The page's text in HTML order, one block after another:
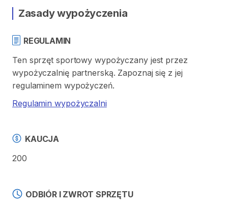
Zasady wypożyczenia
REGULAMIN
Ten sprzęt sportowy wypożyczany jest przez
wypożyczalnię partnerską. Zapoznaj się z jej
regulaminem wypożyczeń.
Regulamin wypożyczalni
KAUCJA
200
ODBIÓR I ZWROT SPRZĘTU